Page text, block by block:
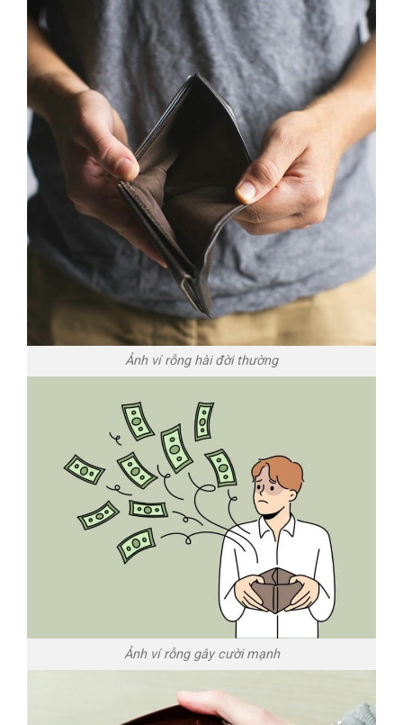
Ảnh ví rỗng hài đời thường
Ảnh ví rỗng gây cười mạnh